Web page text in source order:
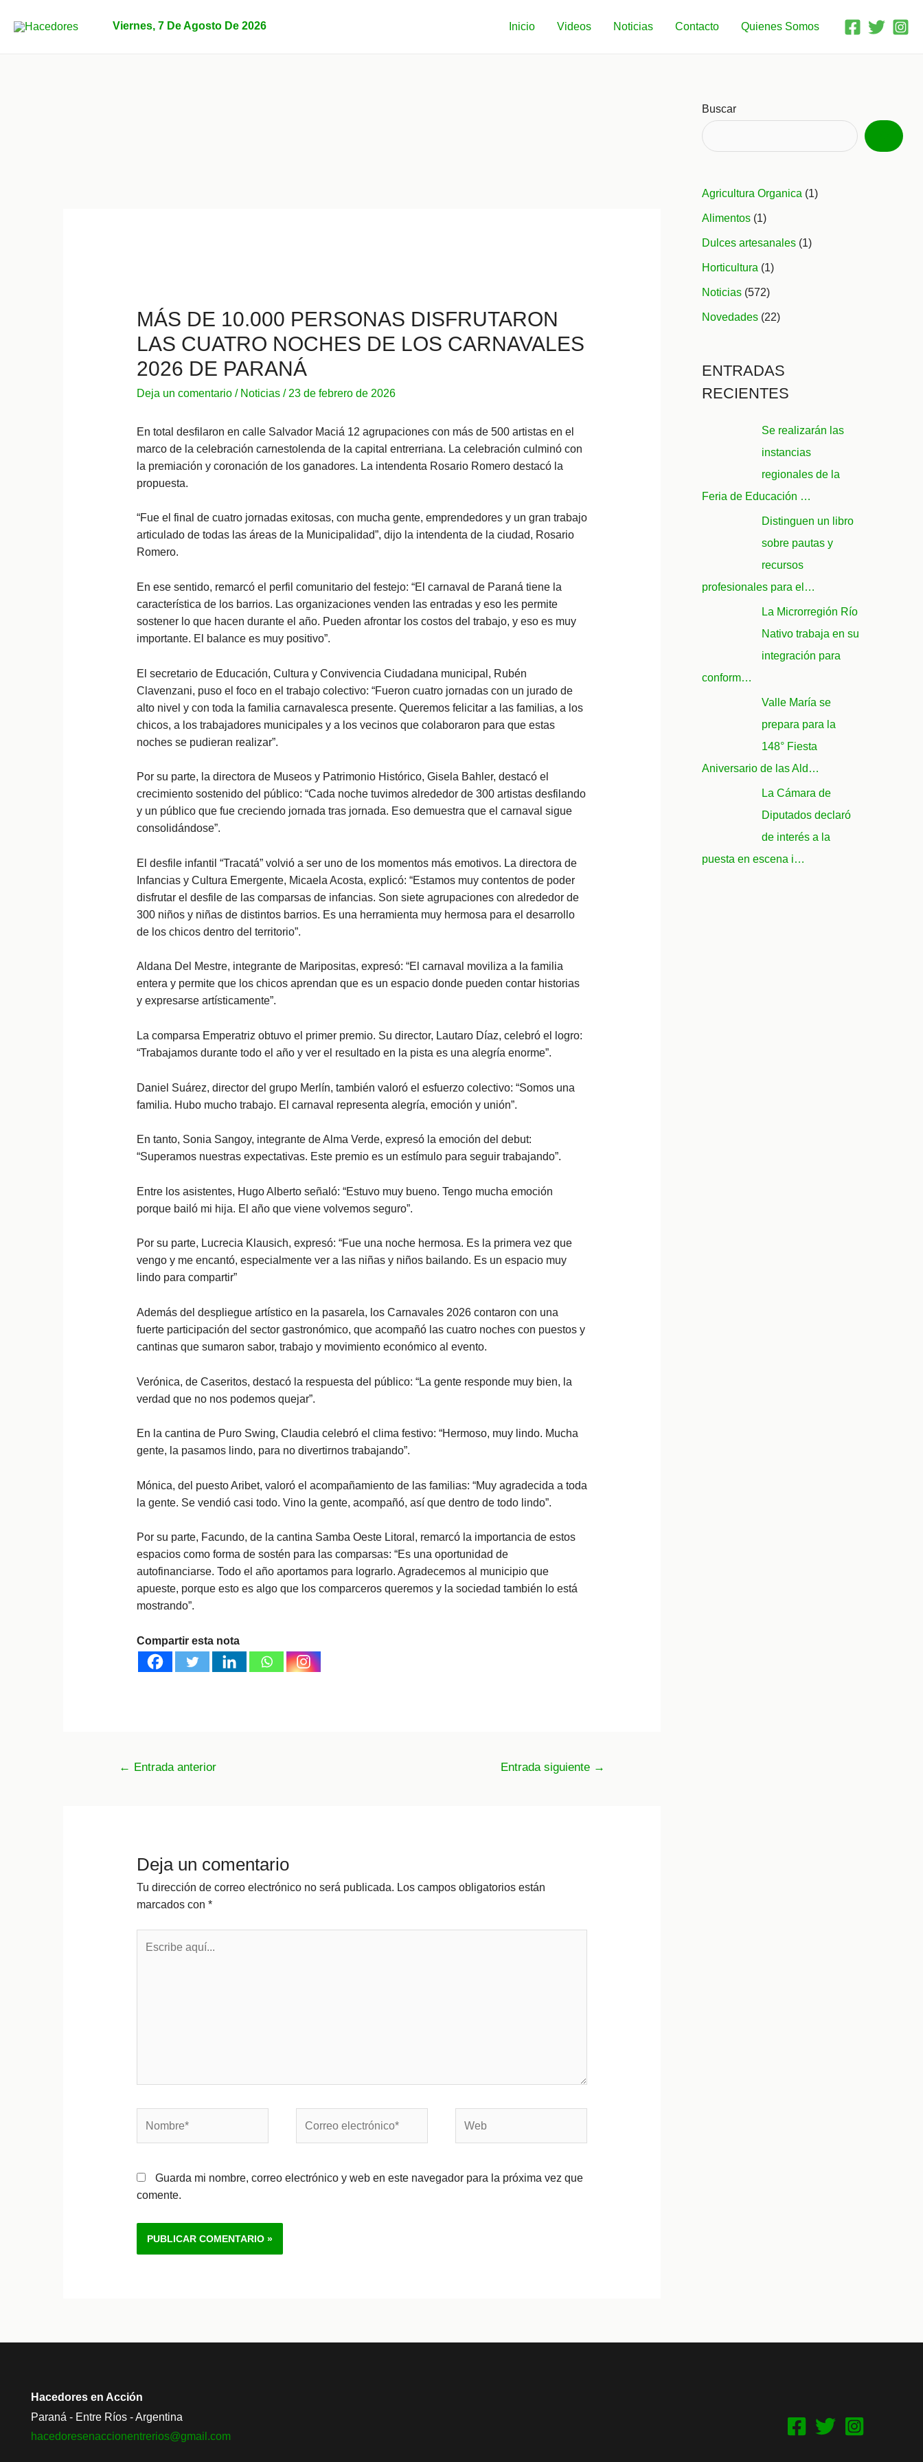
Viernes, 7 De Agosto De 2026 Inicio Videos Noticias Contacto Quienes Somos
MÁS DE 10.000 PERSONAS DISFRUTARON
LAS CUATRO NOCHES DE LOS CARNAVALES
2026 DE PARANÁ
Deja un comentario / Noticias/ 23 de febrero de 2026
En total desfilaron en calle Salvador Maciá 12 agrupaciones con más de 500 artistas en el
marco de la celebración carnestolenda de la capital entrerriana. La celebración culminó con
la premiación y coronación de los ganadores. La intendenta Rosario Romero destacó la
propuesta.
“Fue el final de cuatro jornadas exitosas, con mucha gente, emprendedores y un gran trabajo
articulado de todas las áreas de la Municipalidad”, dijo la intendenta de la ciudad, Rosario
Romero.
En ese sentido, remarcó el perfil comunitario del festejo: “El carnaval de Paraná tiene la
característica de los barrios. Las organizaciones venden las entradas y eso les permite
sostener lo que hacen durante el año. Pueden afrontar los costos del trabajo, y eso es muy
importante. El balance es muy positivo”.
El secretario de Educación, Cultura y Convivencia Ciudadana municipal, Rubén
Clavenzani, puso el foco en el trabajo colectivo: “Fueron cuatro jornadas con un jurado de
alto nivel y con toda la familia carnavalesca presente. Queremos felicitar a las familias, a los
chicos, a los trabajadores municipales y a los vecinos que colaboraron para que estas
noches se pudieran realizar”.
Por su parte, la directora de Museos y Patrimonio Histórico, Gisela Bahler, destacó el
crecimiento sostenido del público: “Cada noche tuvimos alrededor de 300 artistas desfilando
y un público que fue creciendo jornada tras jornada. Eso demuestra que el carnaval sigue
consolidándose”.
El desfile infantil “Tracatá” volvió a ser uno de los momentos más emotivos. La directora de
Infancias y Cultura Emergente, Micaela Acosta, explicó: “Estamos muy contentos de poder
disfrutar el desfile de las comparsas de infancias. Son siete agrupaciones con alrededor de
300 niños y niñas de distintos barrios. Es una herramienta muy hermosa para el desarrollo
de los chicos dentro del territorio”.
Aldana Del Mestre, integrante de Maripositas, expresó: “El carnaval moviliza a la familia
entera y permite que los chicos aprendan que es un espacio donde pueden contar historias
y expresarse artísticamente”.
La comparsa Emperatriz obtuvo el primer premio. Su director, Lautaro Díaz, celebró el logro:
“Trabajamos durante todo el año y ver el resultado en la pista es una alegría enorme”.
Daniel Suárez, director del grupo Merlín, también valoró el esfuerzo colectivo: “Somos una
familia. Hubo mucho trabajo. El carnaval representa alegría, emoción y unión”.
En tanto, Sonia Sangoy, integrante de Alma Verde, expresó la emoción del debut:
“Superamos nuestras expectativas. Este premio es un estímulo para seguir trabajando”.
Entre los asistentes, Hugo Alberto señaló: “Estuvo muy bueno. Tengo mucha emoción
porque bailó mi hija. El año que viene volvemos seguro”.
Por su parte, Lucrecia Klausich, expresó: “Fue una noche hermosa. Es la primera vez que
vengo y me encantó, especialmente ver a las niñas y niños bailando. Es un espacio muy
lindo para compartir”
Además del despliegue artístico en la pasarela, los Carnavales 2026 contaron con una
fuerte participación del sector gastronómico, que acompañó las cuatro noches con puestos y
cantinas que sumaron sabor, trabajo y movimiento económico al evento.
Verónica, de Caseritos, destacó la respuesta del público: “La gente responde muy bien, la
verdad que no nos podemos quejar”.
En la cantina de Puro Swing, Claudia celebró el clima festivo: “Hermoso, muy lindo. Mucha
gente, la pasamos lindo, para no divertirnos trabajando”.
Mónica, del puesto Aribet, valoró el acompañamiento de las familias: “Muy agradecida a toda
la gente. Se vendió casi todo. Vino la gente, acompañó, así que dentro de todo lindo”.
Por su parte, Facundo, de la cantina Samba Oeste Litoral, remarcó la importancia de estos
espacios como forma de sostén para las comparsas: “Es una oportunidad de
autofinanciarse. Todo el año aportamos para lograrlo. Agradecemos al municipio que
apueste, porque esto es algo que los comparceros queremos y la sociedad también lo está
mostrando”.
Compartir esta nota
Navegación
← Entrada anterior Entrada siguiente →
Deja un comentario
Tu dirección de correo electrónico no será publicada. Los campos obligatorios están
marcados con *
aquí...
electrónico*
Guarda mi nombre, correo electrónico y web en este navegador para la próxima vez que
comente.
Buscar
Agricultura Organica (1)
Alimentos (1)
Dulces artesanales (1)
Horticultura (1)
Noticias (572)
Novedades (22)
ENTRADAS
RECIENTES
Se realizarán las
instancias
regionales de la
Feria de Educación …
Distinguen un libro
sobre pautas y
recursos
profesionales para el…
La Microrregión Río
Nativo trabaja en su
integración para
conform…
Valle María se
prepara para la
148° Fiesta
Aniversario de las Ald…
La Cámara de
Diputados declaró
de interés a la
puesta en escena i…
Hacedores en Acción
Paraná - Entre Ríos - Argentina
hacedoresenaccionentrerios@gmail.com